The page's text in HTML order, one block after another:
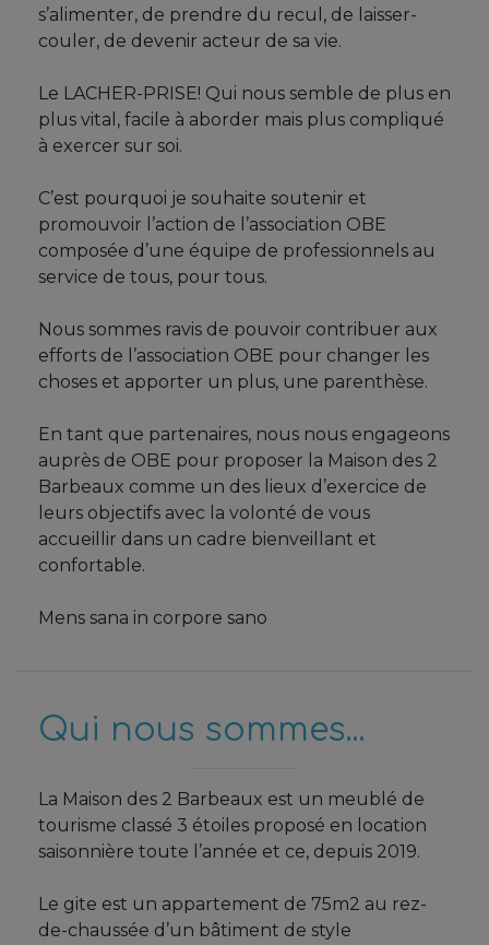
s’alimenter, de prendre du recul, de laisser-
couler, de devenir acteur de sa vie.
Le LACHER-PRISE! Qui nous semble de plus en
plus vital, facile à aborder mais plus compliqué
à exercer sur soi.
C’est pourquoi je souhaite soutenir et
promouvoir l’action de l’association OBE
composée d’une équipe de professionnels au
service de tous, pour tous.
Nous sommes ravis de pouvoir contribuer aux
efforts de l’association OBE pour changer les
choses et apporter un plus, une parenthèse.
En tant que partenaires, nous nous engageons
auprès de OBE pour proposer la Maison des 2
Barbeaux comme un des lieux d’exercice de
leurs objectifs avec la volonté de vous
accueillir dans un cadre bienveillant et
confortable.
Mens sana in corpore sano
Qui nous sommes...
La Maison des 2 Barbeaux est un meublé de
tourisme classé 3 étoiles proposé en location
saisonnière toute l’année et ce, depuis 2019.
Le gite est un appartement de 75m2 au rez-
de-chaussée d’un bâtiment de style